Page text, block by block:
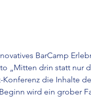
BarCamp
„Mitten drin statt nur
die Inhalte
wird ein grober